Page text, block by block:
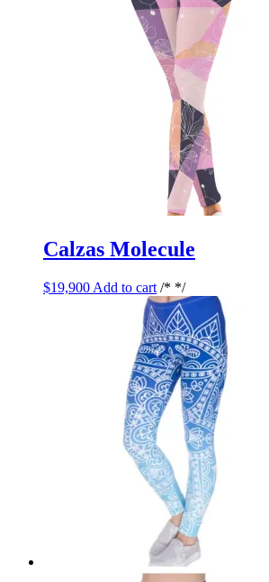
Calzas Molecule
$19,900 Add to cart /* */